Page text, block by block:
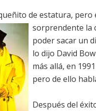
de estatura, pero
sorprendente la
poder sacar un
lo dijo David
más allá, en
pero de ello
Después del